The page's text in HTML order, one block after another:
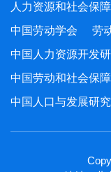
人力资源和社会保
中国劳动学会
劳
中国人力资源开发
中国劳动和社会保
中国人口与发展研